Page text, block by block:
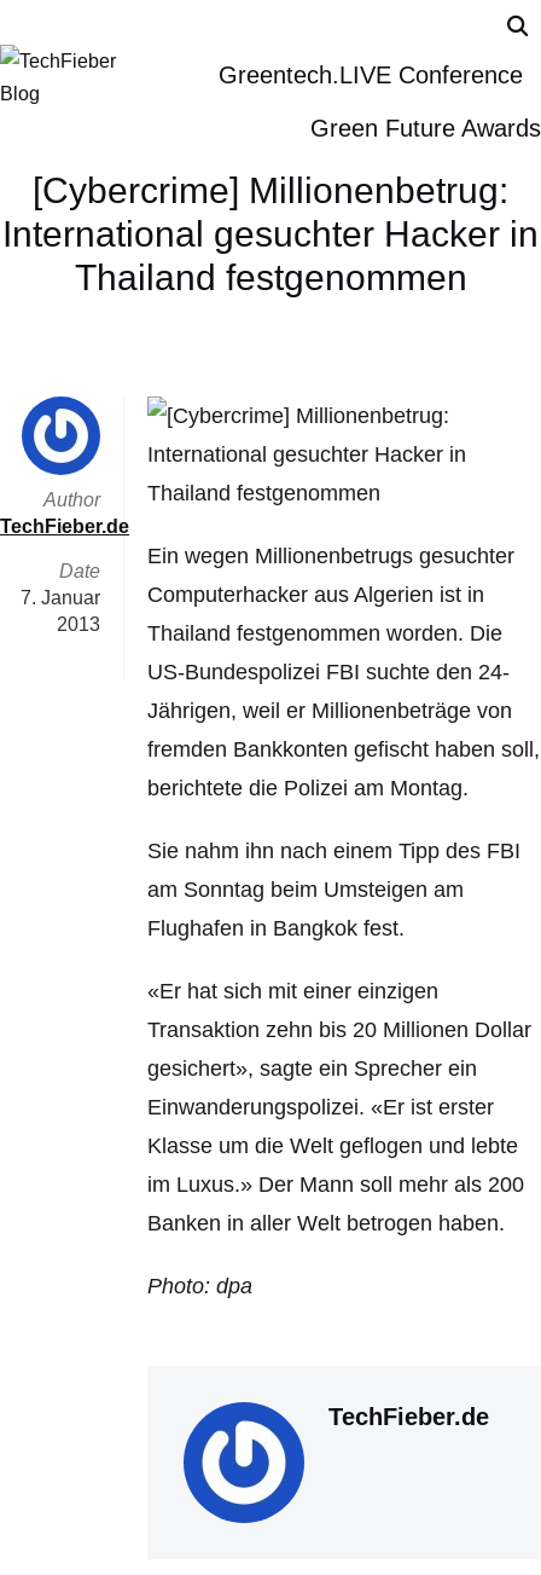
Greentech.LIVE Conference
Green Future Awards
[Cybercrime] Millionenbetrug:
International gesuchter Hacker in
Thailand festgenommen
Ein wegen Millionenbetrugs gesuchter
Computerhacker aus Algerien ist in
Thailand festgenommen worden. Die
US-Bundespolizei FBI suchte den 24-
Jährigen, weil er Millionenbeträge von
fremden Bankkonten gefischt haben soll,
berichtete die Polizei am Montag.
Sie nahm ihn nach einem Tipp des FBI
am Sonntag beim Umsteigen am
Flughafen in Bangkok fest.
«Er hat sich mit einer einzigen
Transaktion zehn bis 20 Millionen Dollar
gesichert», sagte ein Sprecher ein
Einwanderungspolizei. «Er ist erster
Klasse um die Welt geflogen und lebte
im Luxus.» Der Mann soll mehr als 200
Banken in aller Welt betrogen haben.
Photo: dpa
TechFieber.de
Author
TechFieber.de
Date
7. Januar
2013